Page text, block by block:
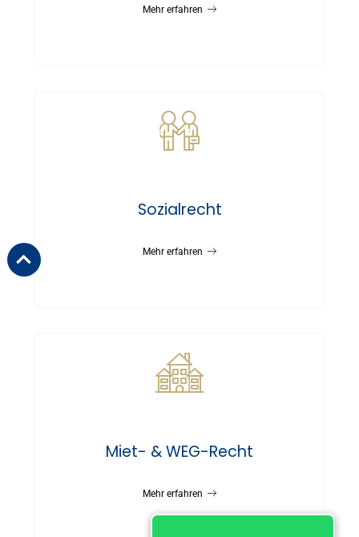
Mehr erfahren
Sozialrecht
Mehr erfahren
Miet- & WEG-Recht
Mehr erfahren